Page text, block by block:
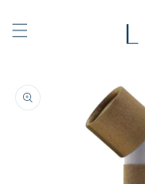
al contenido
a la
información